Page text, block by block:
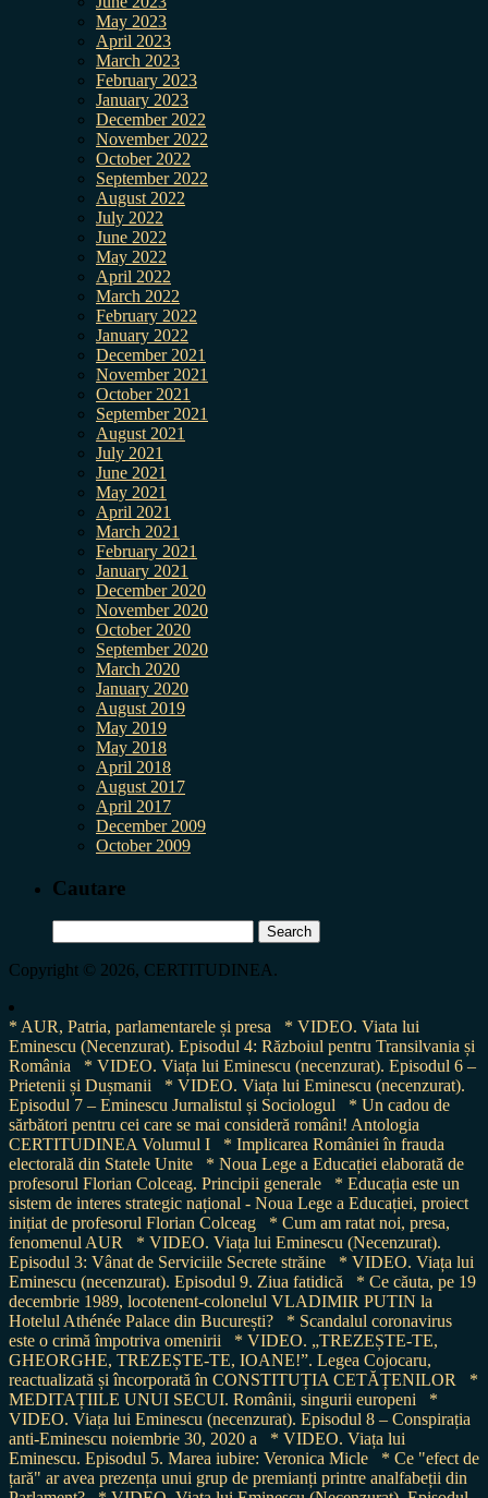
May 2023
April 2023
March 2023
February 2023
January 2023
December 2022
November 2022
October 2022
September 2022
August 2022
July 2022
June 2022
May 2022
April 2022
March 2022
February 2022
January 2022
December 2021
November 2021
October 2021
September 2021
August 2021
July 2021
June 2021
May 2021
April 2021
March 2021
February 2021
January 2021
December 2020
November 2020
October 2020
September 2020
March 2020
January 2020
August 2019
May 2019
May 2018
April 2018
August 2017
April 2017
December 2009
October 2009
Cautare
for:
Copyright © 2026, CERTITUDINEA.
* AUR, Patria, parlamentarele și presa
* VIDEO. Viata lui
Eminescu (Necenzurat). Episodul 4: Războiul pentru Transilvania și
România
* VIDEO. Viața lui Eminescu (necenzurat). Episodul 6 –
Prietenii și Dușmanii
* VIDEO. Viața lui Eminescu (necenzurat).
Episodul 7 – Eminescu Jurnalistul și Sociologul
* Un cadou de
sărbători pentru cei care se mai consideră români! Antologia
CERTITUDINEA Volumul I
* Implicarea României în frauda
electorală din Statele Unite
* Noua Lege a Educației elaborată de
profesorul Florian Colceag. Principii generale
* Educația este un
sistem de interes strategic național - Noua Lege a Educației, proiect
inițiat de profesorul Florian Colceag
* Cum am ratat noi, presa,
fenomenul AUR
* VIDEO. Viața lui Eminescu (Necenzurat).
Episodul 3: Vânat de Serviciile Secrete străine
* VIDEO. Viața lui
Eminescu (necenzurat). Episodul 9. Ziua fatidică
* Ce căuta, pe 19
decembrie 1989, locotenent-colonelul VLADIMIR PUTIN la
Hotelul Athénée Palace din București?
* Scandalul coronavirus
este o crimă împotriva omenirii
* VIDEO. „TREZEȘTE-TE,
GHEORGHE, TREZEȘTE-TE, IOANE!”. Legea Cojocaru,
reactualizată și încorporată în CONSTITUȚIA CETĂȚENILOR
*
MEDITAȚIILE UNUI SECUI. Românii, singurii europeni
*
VIDEO. Viața lui Eminescu (necenzurat). Episodul 8 – Conspirația
anti-Eminescu noiembrie 30, 2020 a
* VIDEO. Viața lui
Eminescu. Episodul 5. Marea iubire: Veronica Micle
* Ce "efect de
țară" ar avea prezența unui grup de premianți printre analfabeții din